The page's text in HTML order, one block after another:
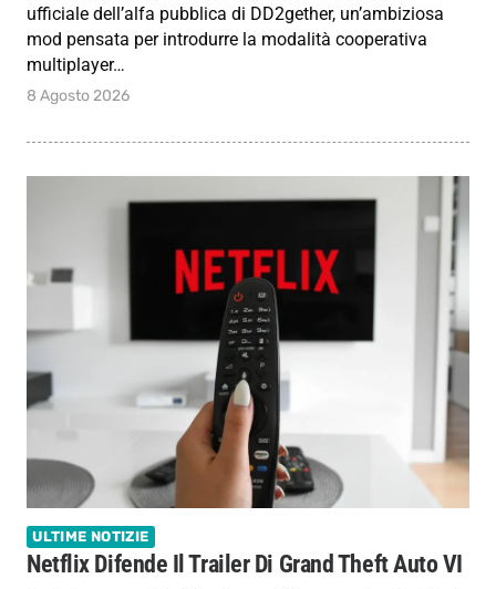
ufficiale dell’alfa pubblica di DD2gether, un’ambiziosa
mod pensata per introdurre la modalità cooperativa
multiplayer…
8 Agosto 2026
ULTIME NOTIZIE
Netflix Difende Il Trailer Di Grand Theft Auto VI